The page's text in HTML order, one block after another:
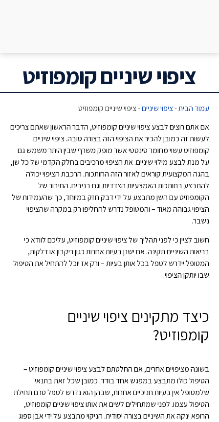
ציפוי שיניים קומפוזיט
עמוד הבית-ציפוי שיניים-ציפוי שיניים קומפוזיט
אם אתם רוצים לבצע ציפוי שיניים קומפוזיט, הדבר הראשון שאתם צריכים
לעשות זה כמובן להכיר את הציפוי הזה בצורה טובה. ציפוי שיניים
קומפוזיט עשוי מחומר סינטטי אשר מופק משרף שבין היתר משמש גם
על מנת לבצע מילוי שיניים. את הציפוי מרכיבים בחלק הקדמי של כל שן,
בהגה המקצועית קוראים לאזור הזה החותכות. הרכבת הציפוי יכולה
להתבצע בחותכות האמצעיות הצדדיות וגם בניבים. החיבור של
הקומפוזיט עם השן מתבצע על ידי דבק חזק במיוחד, כך שהעמידות של
הציפוי גבוהה מאוד – והמטופל נדרש להחליפו רק במקרה שהציפוי
נשבר.
חשוב לציין כי לפני תהליך של ציפוי שיניים קומפוזיט, עליכם לוודא כי
בריאות השיניים תקינה. אם ישנן בעיות אחרות כגון ריקבון או דלקות,
המטופל יידרש לטפל בכל אותן בעיות – ורק אז יוכל להתחיל את הטיפול
שבו יותקן הציפוי.
כיצד מתקינים ציפוי שיניים
קומפוזיט?
בשונה מציפויים אחרים, אם החלטתם לבצע ציפוי שיניים קומפוזיט –
הטיפול כולו מתבצע במפגש אחד בודד. כמובן שכל זאת בתנאי
שלמטופל אין בעיות חניכיים אחרות, שבהן הוא נדרש לטפל טרם תחילת
הטיפול עצמו. לפני שמתחילים לשים את אותו ציפוי שיניים קומפוזיט,
הרופא ינקה את השיניים בצורה יסודית. הניקוי מתבצע על ידי אבן ספוג